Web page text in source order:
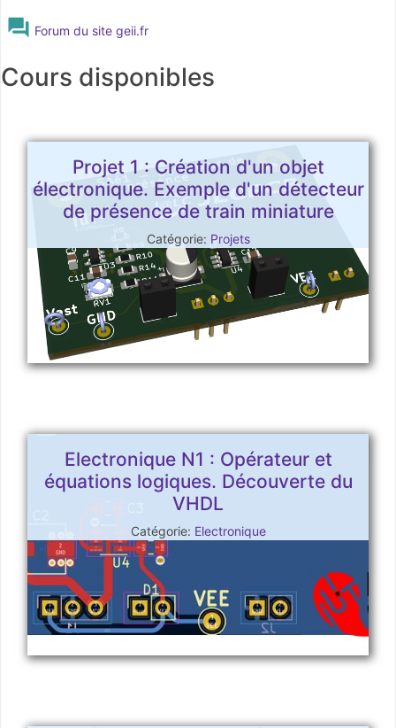
Forum du site geii.fr
Cours disponibles
Projet 1 : Création d'un objet
électronique. Exemple d'un détecteur
de présence de train miniature
Catégorie: Projets
Electronique N1 : Opérateur et
équations logiques. Découverte du
VHDL
Catégorie: Electronique